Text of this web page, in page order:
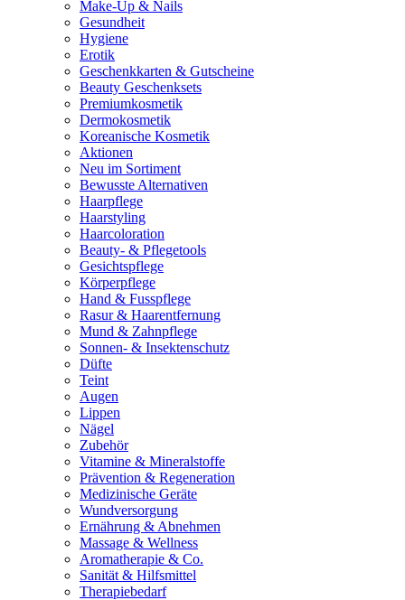
Make-Up & Nails
Gesundheit
Hygiene
Erotik
Geschenkkarten & Gutscheine
Beauty Geschenksets
Premiumkosmetik
Dermokosmetik
Koreanische Kosmetik
Aktionen
Neu im Sortiment
Bewusste Alternativen
Haarpflege
Haarstyling
Haarcoloration
Beauty- & Pflegetools
Gesichtspflege
Körperpflege
Hand & Fusspflege
Rasur & Haarentfernung
Mund & Zahnpflege
Sonnen- & Insektenschutz
Düfte
Teint
Augen
Lippen
Nägel
Zubehör
Vitamine & Mineralstoffe
Prävention & Regeneration
Medizinische Geräte
Wundversorgung
Ernährung & Abnehmen
Massage & Wellness
Aromatherapie & Co.
Sanität & Hilfsmittel
Therapiebedarf